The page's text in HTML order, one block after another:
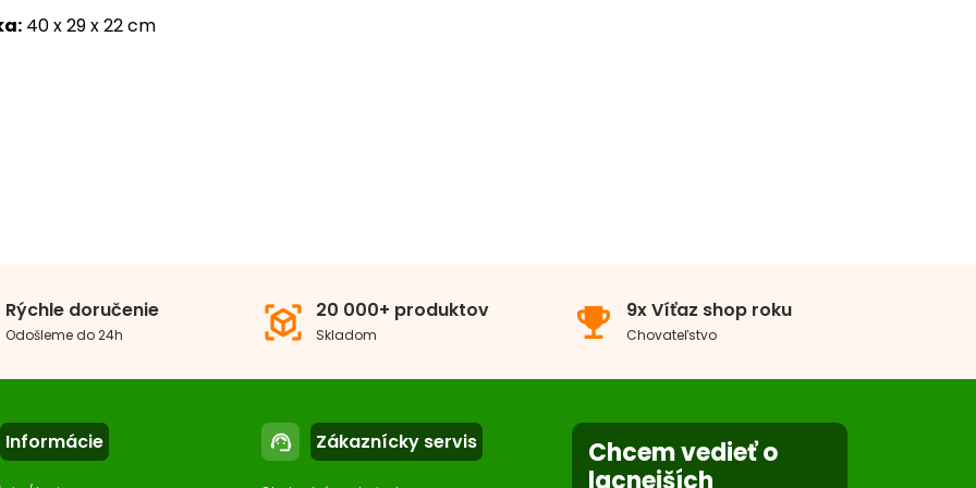
40 x 29 x 22 cm
Rýchle doručenie
Odošleme do 24h view_in_ar 20 000+ produktov
Skladom emoji_events 9x Víťaz shop roku
Chovateľstvo
Informácie support_agent Zákaznícky servis
Chcem vedieť o
lacnejších